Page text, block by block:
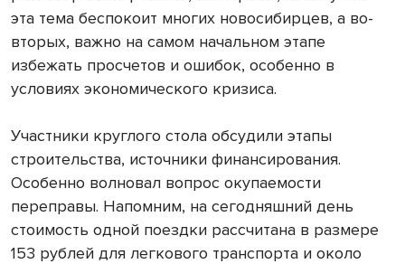
эта тема беспокоит многих новосибирцев, а во-
вторых, важно на самом начальном этапе
избежать просчетов и ошибок, особенно в
условиях экономического кризиса.
Участники круглого стола обсудили этапы
строительства, источники финансирования.
Особенно волновал вопрос окупаемости
переправы. Напомним, на сегодняшний день
стоимость одной поездки рассчитана в размере
153 рублей для легкового транспорта и около